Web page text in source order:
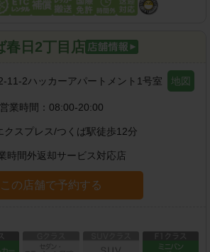
春日2丁目店
11-2ハッカーアパートメント1号室 地図
営業時間： 08:00-20:00
クスプレス/つくば駅徒歩12分
時間外返却サービス対応店
この店舗で予約する